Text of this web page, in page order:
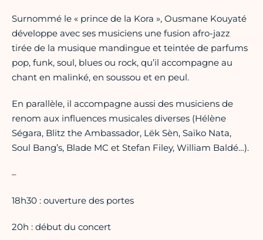
Surnommé le « prince de la Kora », Ousmane Kouyaté
développe avec ses musiciens une fusion afro-jazz
tirée de la musique mandingue et teintée de parfums
pop, funk, soul, blues ou rock, qu’il accompagne au
chant en malinké, en soussou et en peul.
En parallèle, il accompagne aussi des musiciens de
renom aux influences musicales diverses (Hélène
Ségara, Blitz the Ambassador, Lëk Sèn, Saïko Nata,
Soul Bang’s, Blade MC et Stefan Filey, William Baldé…).
–
18h30 : ouverture des portes
20h : début du concert